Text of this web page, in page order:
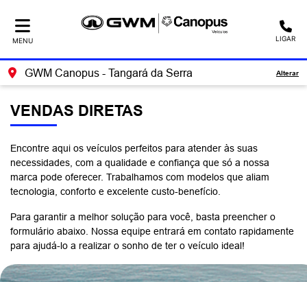
MENU LIGAR
GWM Canopus - Tangará da Serra Alterar
VENDAS DIRETAS
Encontre aqui os veículos perfeitos para atender às suas
necessidades, com a qualidade e confiança que só a nossa
marca pode oferecer. Trabalhamos com modelos que aliam
tecnologia, conforto e excelente custo-benefício.
Para garantir a melhor solução para você, basta preencher o
formulário abaixo. Nossa equipe entrará em contato rapidamente
para ajudá-lo a realizar o sonho de ter o veículo ideal!